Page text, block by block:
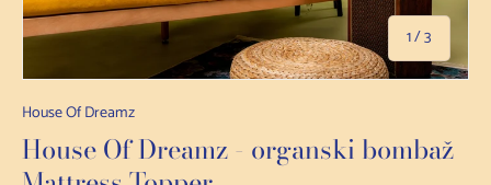
1/na
3
House Of Dreamz
House Of Dreamz - organski bombaž